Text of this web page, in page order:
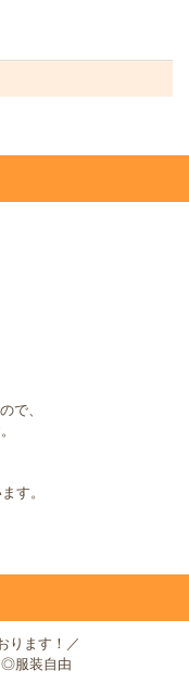
で、
す。
ります！／
装自由